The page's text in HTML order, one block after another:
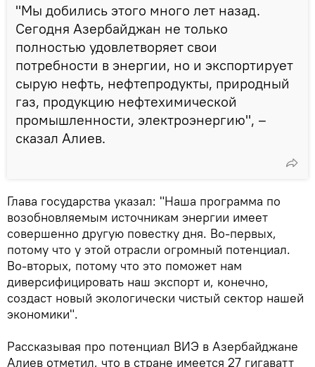
"Мы добились этого много лет назад.
Сегодня Азербайджан не только
полностью удовлетворяет свои
потребности в энергии, но и экспортирует
сырую нефть, нефтепродукты, природный
газ, продукцию нефтехимической
промышленности, электроэнергию", –
сказал Алиев.
Глава государства указал: "Наша программа по
возобновляемым источникам энергии имеет
совершенно другую повестку дня. Во-первых,
потому что у этой отрасли огромный потенциал.
Во-вторых, потому что это поможет нам
диверсифицировать наш экспорт и, конечно,
создаст новый экологически чистый сектор нашей
экономики".
Рассказывая про потенциал ВИЭ в Азербайджане
Алиев отметил, что в стране имеется 27 гигаватт